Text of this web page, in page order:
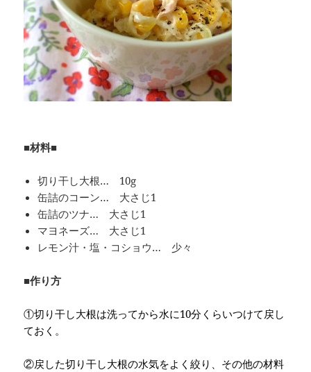
■材料■
切り干し大根… 10g
缶詰のコーン… 大さじ1
缶詰のツナ… 大さじ1
マヨネーズ… 大さじ1
レモン汁・塩・コショウ… 少々
■作り方
①切り干し大根は洗ってから水に10分くらいつけて戻し
ておく。
②戻した切り干し大根の水気をよく絞り、その他の材料